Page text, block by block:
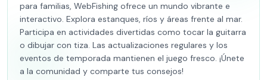
para familias, WebFishing ofrece un mundo vibrante e
interactivo. Explora estanques, ríos y áreas frente al mar.
Participa en actividades divertidas como tocar la guitarra
o dibujar con tiza. Las actualizaciones regulares y los
eventos de temporada mantienen el juego fresco. ¡Únete
a la comunidad y comparte tus consejos!